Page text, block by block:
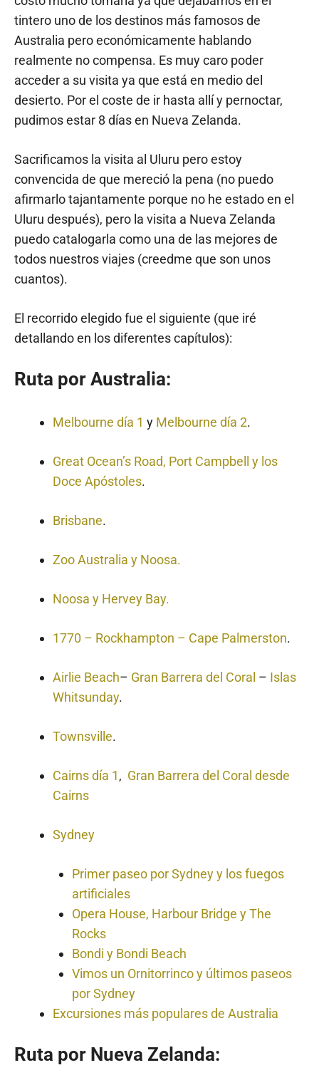
tintero uno de los destinos más famosos de
Australia pero económicamente hablando
realmente no compensa. Es muy caro poder
acceder a su visita ya que está en medio del
desierto. Por el coste de ir hasta allí y pernoctar,
pudimos estar 8 días en Nueva Zelanda.
Sacrificamos la visita al Uluru pero estoy
convencida de que mereció la pena (no puedo
afirmarlo tajantamente porque no he estado en el
Uluru después), pero la visita a Nueva Zelanda
puedo catalogarla como una de las mejores de
todos nuestros viajes (creedme que son unos
cuantos).
El recorrido elegido fue el siguiente (que iré
detallando en los diferentes capítulos):
Ruta por Australia:
Melbourne día 1 y Melbourne día 2.
Great Ocean’s Road, Port Campbell y los
Doce Apóstoles.
Brisbane.
Zoo Australia y Noosa.
Noosa y Hervey Bay.
1770 – Rockhampton – Cape Palmerston.
Airlie Beach– Gran Barrera del Coral – Islas
Whitsunday.
Townsville.
Cairns día 1, Gran Barrera del Coral desde
Cairns
Sydney
Primer paseo por Sydney y los fuegos
artificiales
Opera House, Harbour Bridge y The
Rocks
Bondi y Bondi Beach
Vimos un Ornitorrinco y últimos paseos
por Sydney
Excursiones más populares de Australia
Ruta por Nueva Zelanda: